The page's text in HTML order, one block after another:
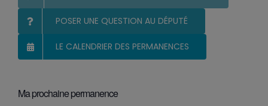
POSER UNE QUESTION AU DÉPUTÉ
LE CALENDRIER DES PERMANENCES
Ma prochaine permanence